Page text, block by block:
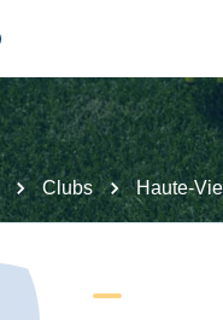
Clubs Haute-